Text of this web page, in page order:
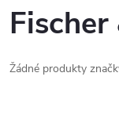
Fischer
Žádné produkty